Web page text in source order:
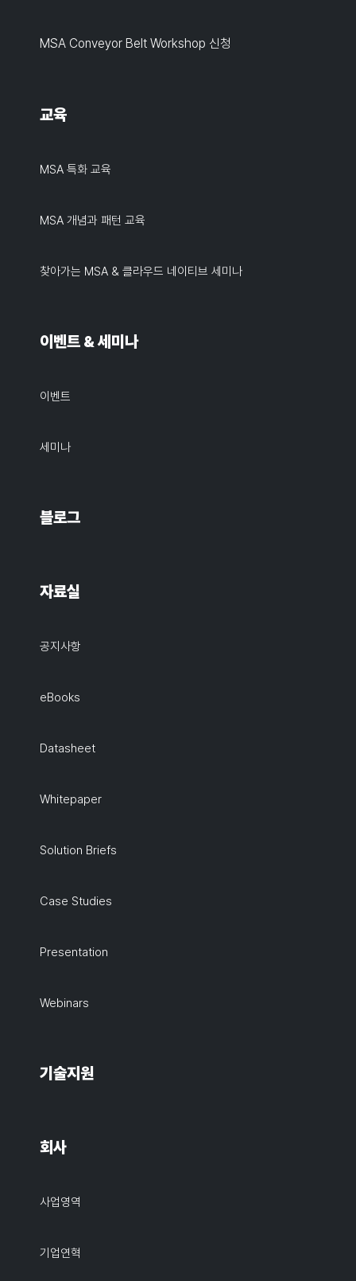
MSA Conveyor Belt Workshop 신청
교육
MSA 특화 교육
MSA 개념과 패턴 교육
찾아가는 MSA & 클라우드 네이티브 세미나
이벤트 & 세미나
이벤트
세미나
블로그
자료실
공지사항
eBooks
Datasheet
Whitepaper
Solution Briefs
Case Studies
Presentation
Webinars
기술지원
회사
사업영역
기업연혁